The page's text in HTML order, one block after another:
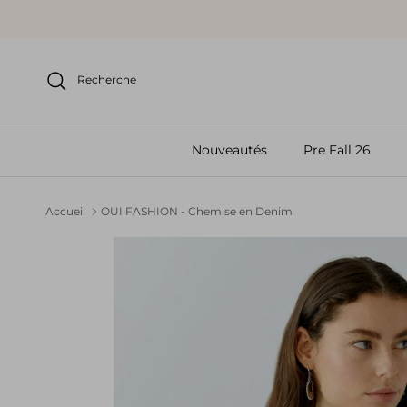
Recherche
Nouveautés Pre Fall 26
Accueil OUI FASHION - Chemise en Denim